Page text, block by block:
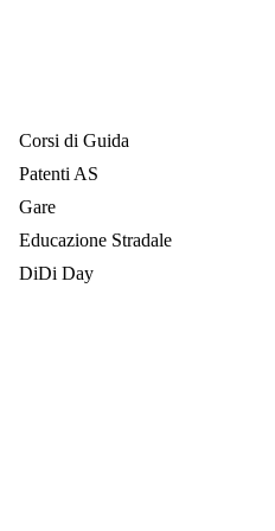
Corsi di Guida
Patenti AS
Gare
Educazione Stradale
DiDi Day